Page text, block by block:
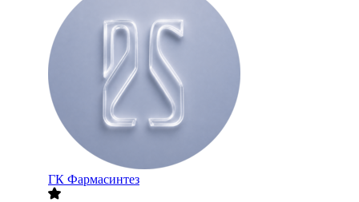
ГК Фармасинтез